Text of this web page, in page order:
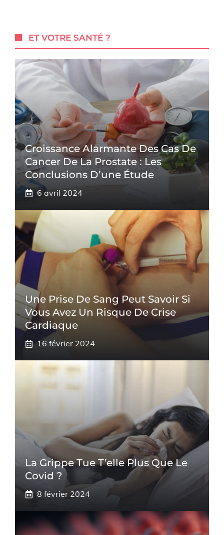
ET VOTRE SANTÉ ?
Croissance Alarmante Des Cas De
Cancer De La Prostate : Les
Conclusions D’une Étude
6 avril 2024
Une Prise De Sang Peut Savoir Si
Vous Avez Un Risque De Crise
Cardiaque
16 février 2024
La Grippe Tue T’elle Plus Que Le
Covid ?
8 février 2024